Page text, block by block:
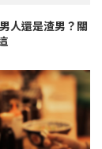
人還是渣男？關